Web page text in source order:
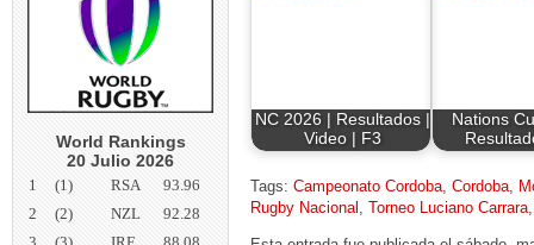
World Rankings
20 Julio 2026
1 (1) RSA
93.96
2
(2) NZL
92.28
NC 2026 | Resultados |
Video | F3
Nations
Tags: Campeonato Cordoba, Cordoba,
Rugby Nacional , Torneo Luciano Carrara